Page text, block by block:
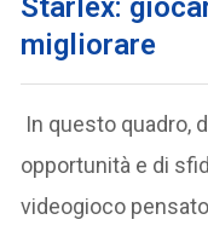
Starlex:
migliorare
In questo quadro,
opportunità e di
videogioco